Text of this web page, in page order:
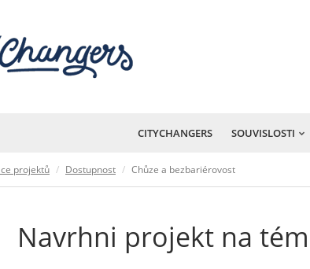
CITYCHANGERS SOUVISLOSTI
projektů Dostupnost Chůze a bezbariérovost
Navrhni projekt na